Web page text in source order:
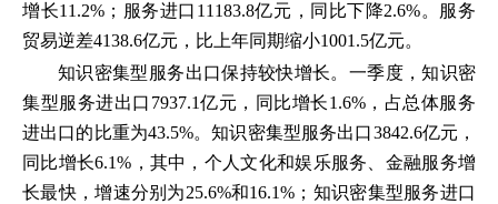
增长11.2%；服务进口11183.8亿元，同比下降2.6%。服务
贸易逆差4138.6亿元，比上年同期缩小1001.5亿元。
知识密集型服务出口保持较快增长。一季度，知识密
集型服务进出口7937.1亿元，同比增长1.6%，占总体服务
进出口的比重为43.5%。知识密集型服务出口3842.6亿元，
同比增长6.1%，其中，个人文化和娱乐服务、金融服务增
长最快，增速分别为25.6%和16.1%；知识密集型服务进口